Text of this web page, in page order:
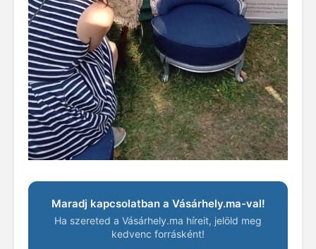
Maradj kapcsolatban a Vásárhely.ma-val!
Ha szereted a Vásárhely.ma híreit, jelöld meg
kedvenc forrásként!